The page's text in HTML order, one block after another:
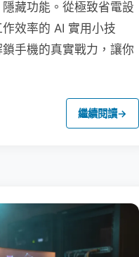
藏功能。從極致省電設
效率的 AI 實用小技
手機的真實戰力，讓你
繼續閱讀→